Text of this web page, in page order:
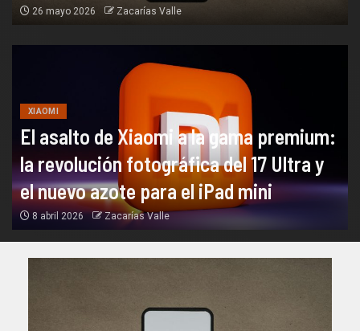
26 mayo 2026 Zacarías Valle
XIAOMI
El asalto de Xiaomi a la gama premium:
la revolución fotográfica del 17 Ultra y
el nuevo azote para el iPad mini
8 abril 2026 Zacarías Valle